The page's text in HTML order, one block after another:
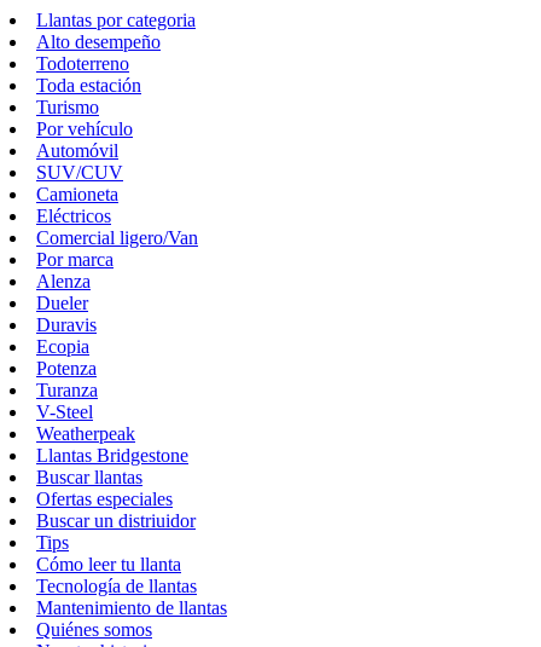
Llantas por categoria
Alto desempeño
Todoterreno
Toda estación
Turismo
Por vehículo
Automóvil
SUV/CUV
Camioneta
Eléctricos
Comercial ligero/Van
Por marca
Alenza
Dueler
Duravis
Ecopia
Potenza
Turanza
V-Steel
Weatherpeak
Llantas Bridgestone
Buscar llantas
Ofertas especiales
Buscar un distriuidor
Tips
Cómo leer tu llanta
Tecnología de llantas
Mantenimiento de llantas
Quiénes somos